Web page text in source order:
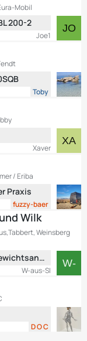
Mobil
200-2
Joe1
Toby
Xaver
/ Eriba
Praxis
fuzzy-baer
Wilk
Weinsberg
W-aus-SI
D O C